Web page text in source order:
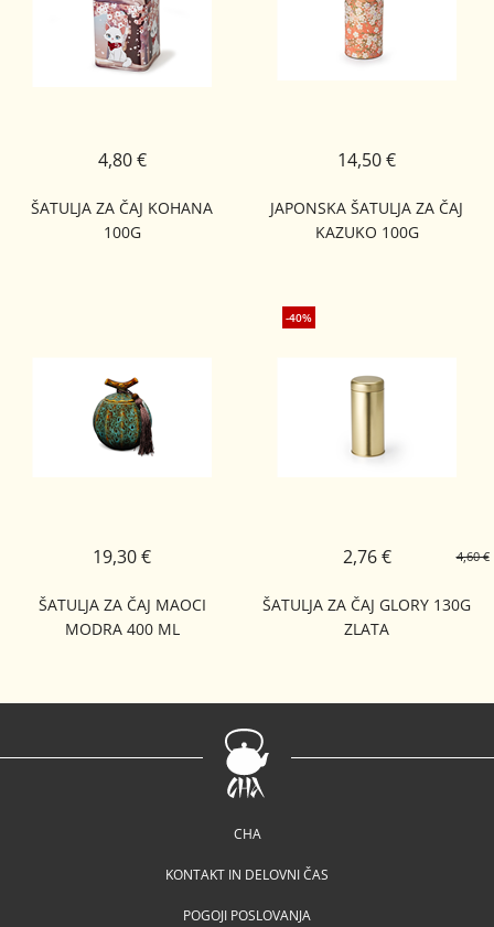
ŠATULJA ZA ČAJ KOHANA
100G
4,80 €
JAPONSKA ŠATULJA ZA ČAJ
KAZUKO 100G
14,50 €
ŠATULJA ZA ČAJ MAOCI
MODRA 400 ML
19,30 €
-40%
ŠATULJA ZA ČAJ GLORY 130G
ZLATA
4,60 €
2,76 €
CHA
KONTAKT IN DELOVNI ČAS
POGOJI POSLOVANJA